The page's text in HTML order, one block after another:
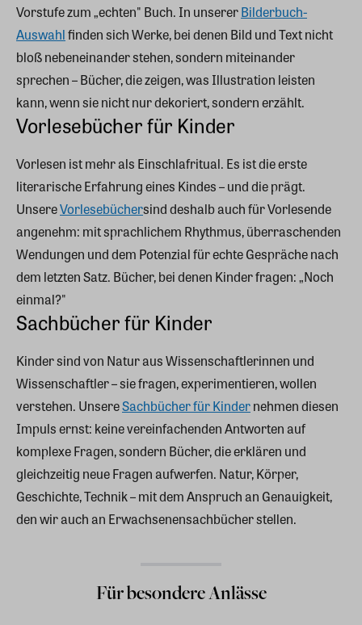
Vorstufe zum „echten" Buch. In unsererBilderbuch-
Auswahlfinden sich Werke, bei denen Bild und Text nicht
bloß nebeneinander stehen, sondern miteinander
sprechen – Bücher, die zeigen, was Illustration leisten
kann, wenn sie nicht nur dekoriert, sondern erzählt.
Vorlesebücher für Kinder
Vorlesen ist mehr als Einschlafritual. Es ist die erste
literarische Erfahrung eines Kindes – und die prägt.
UnsereVorlesebüchersind deshalb auch für Vorlesende
angenehm: mit sprachlichem Rhythmus, überraschenden
Wendungen und dem Potenzial für echte Gespräche nach
dem letzten Satz. Bücher, bei denen Kinder fragen: „Noch
einmal?"
Sachbücher für Kinder
Kinder sind von Natur aus Wissenschaftlerinnen und
Wissenschaftler – sie fragen, experimentieren, wollen
verstehen. UnsereSachbücher für Kindernehmen diesen
Impuls ernst: keine vereinfachenden Antworten auf
komplexe Fragen, sondern Bücher, die erklären und
gleichzeitig neue Fragen aufwerfen. Natur, Körper,
Geschichte, Technik – mit dem Anspruch an Genauigkeit,
den wir auch an Erwachsenensachbücher stellen.
Für besondere Anlässe